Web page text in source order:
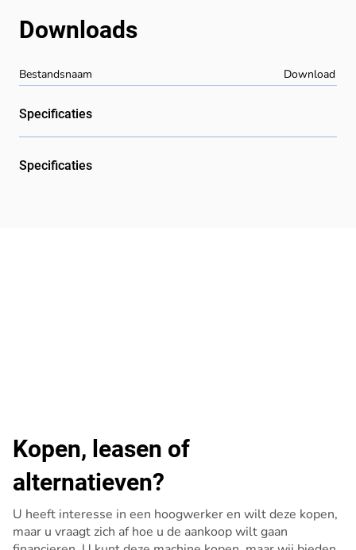
Bestandsnaam Download
Downloads
Specificaties
Specificaties
Kopen, leasen of
alternatieven?
U heeft interesse in een hoogwerker en wilt deze kopen,
maar u vraagt zich af hoe u de aankoop wilt gaan